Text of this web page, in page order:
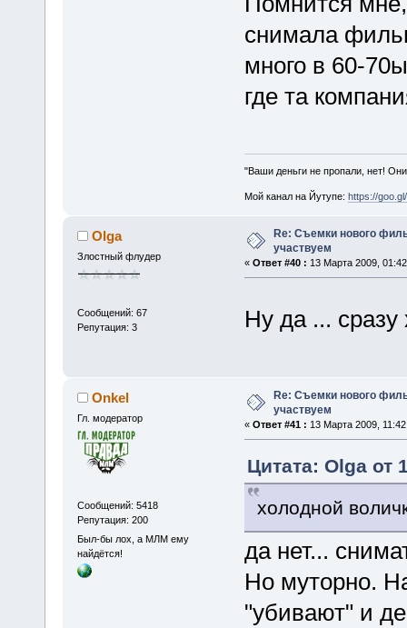
снимала
много в 60-
где та
"Ваши деньги не пропали, нет!
Мой канал на Йутупе: https://
Olga
Злостный флудер
Сообщений: 67
Репутация: 3
Re: Съемки нового
участвуем
« Ответ #40 : 13 Марта 2009,
Ну да ... сразу
Onkel
Гл. модератор
Сообщений: 5418
Репутация: 200
Был-бы лох, а МЛМ ему
найдётся!
Re: Съемки нового
участвуем
« Ответ #41 : 13 Марта 2009,
Цитата: Olga от
холодной
да нет...
Но муторно.
"убивают" и